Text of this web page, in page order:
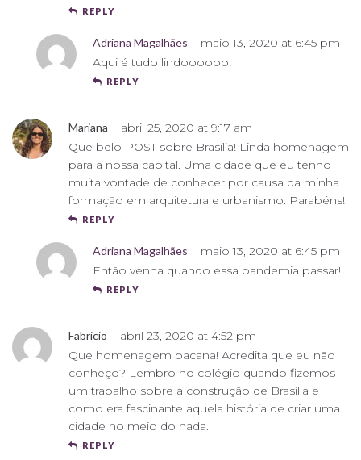
REPLY
Adriana Magalhães
maio 13, 2020 at 6:45 pm
Aqui é tudo lindoooooo!
REPLY
Mariana
abril 25, 2020 at 9:17 am
Que belo POST sobre Brasília! Linda homenagem
para a nossa capital. Uma cidade que eu tenho
muita vontade de conhecer por causa da minha
formação em arquitetura e urbanismo. Parabéns!
REPLY
Adriana Magalhães
maio 13, 2020 at 6:45 pm
Então venha quando essa pandemia passar!
REPLY
Fabricio
abril 23, 2020 at 4:52 pm
Que homenagem bacana! Acredita que eu não
conheço? Lembro no colégio quando fizemos
um trabalho sobre a construção de Brasília e
como era fascinante aquela história de criar uma
cidade no meio do nada.
REPLY